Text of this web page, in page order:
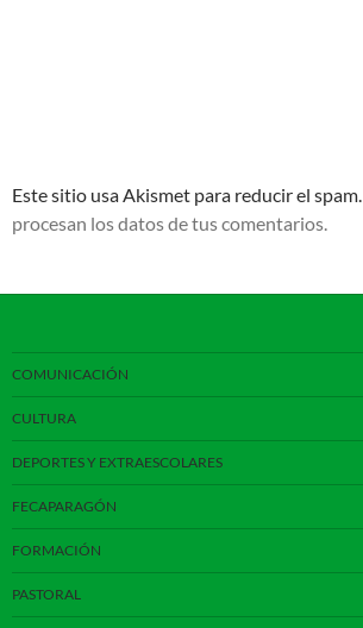
Este sitio usa Akismet para reducir el spam.
procesan los datos de tus comentarios.
COMUNICACIÓN
CULTURA
DEPORTES Y EXTRAESCOLARES
FECAPARAGÓN
FORMACIÓN
PASTORAL